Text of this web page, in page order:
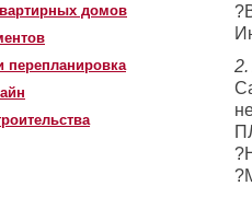
домов
перепланировка